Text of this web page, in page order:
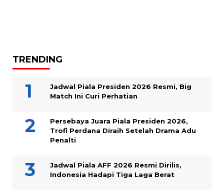
TRENDING
Jadwal Piala Presiden 2026 Resmi, Big
Match Ini Curi Perhatian
Persebaya Juara Piala Presiden 2026,
Trofi Perdana Diraih Setelah Drama Adu
Penalti
Jadwal Piala AFF 2026 Resmi Dirilis,
Indonesia Hadapi Tiga Laga Berat